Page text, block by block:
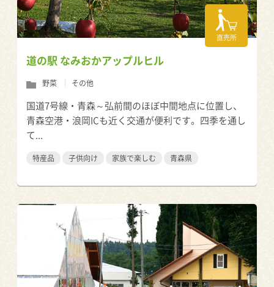
直売所
道の駅 なみおかアップルヒル
野菜 その他
国道7号線・青森～弘前間のほぼ中間地点に位置し、
青森空港・浪岡ICも近く交通が便利です。四季を通し
て...
特産品 子供向け 家族で楽しむ 青森県